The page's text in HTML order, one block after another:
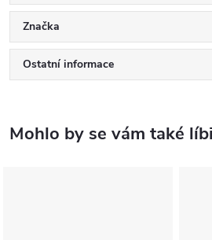
Značka
Ostatní informace